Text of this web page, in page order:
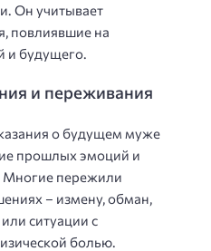
Он учитывает
повлиявшие на
и будущего.
и переживания
о будущем муже
прошлых эмоций и
Многие пережили
– измену, обман,
ситуации с
болью.